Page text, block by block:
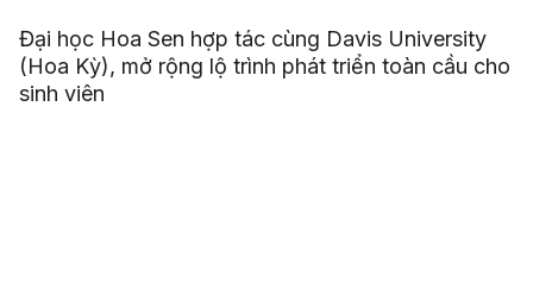
Đại học Hoa Sen hợp tác cùng Davis University
(Hoa Kỳ), mở rộng lộ trình phát triển toàn cầu cho
sinh viên